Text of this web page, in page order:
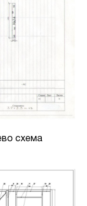
схема